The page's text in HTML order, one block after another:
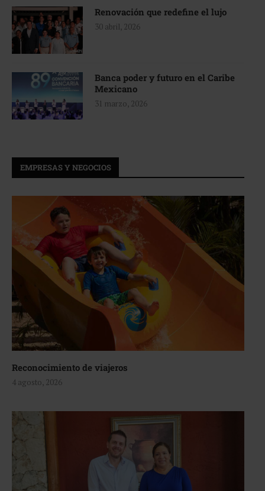
Renovación que redefine el lujo
30 abril, 2026
Banca poder y futuro en el Caribe
Mexicano
31 marzo, 2026
EMPRESAS Y NEGOCIOS
Reconocimiento de viajeros
4 agosto, 2026